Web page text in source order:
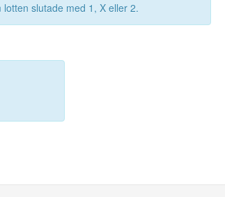
slutade med 1, X eller 2.